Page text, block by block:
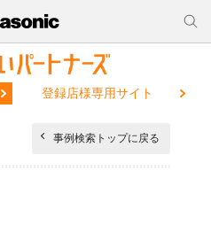
登録店様専用サイト
事例検索トップに戻る